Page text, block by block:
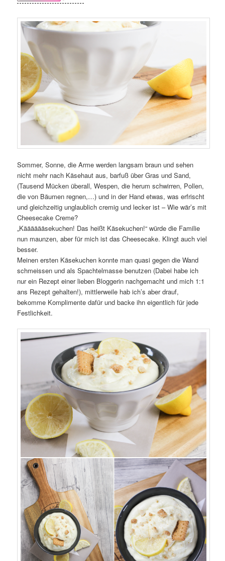
Sommer, Sonne, die Arme werden langsam braun und sehen
nicht mehr nach Käsehaut aus, barfuß über Gras und Sand,
(Tausend Mücken überall, Wespen, die herum schwirren, Pollen,
die von Bäumen regnen,…) und in der Hand etwas, was erfrischt
und gleichzeitig unglaublich cremig und lecker ist – Wie wär’s mit
Cheesecake Creme?
„Kääääääsekuchen! Das heißt Käsekuchen!“ würde die Familie
nun maunzen, aber für mich ist das Cheesecake. Klingt auch viel
besser.
Meinen ersten Käsekuchen konnte man quasi gegen die Wand
schmeissen und als Spachtelmasse benutzen (Dabei habe ich
nur ein Rezept einer lieben Bloggerin nachgemacht und mich 1:1
ans Rezept gehalten!), mittlerweile hab ich’s aber drauf,
bekomme Komplimente dafür und backe ihn eigentlich für jede
Festlichkeit.